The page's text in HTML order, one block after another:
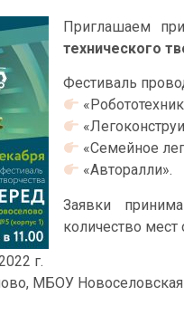
Приглашаем
технического
Фестиваль
«Семейное
«Авторалли».
Заявки
количество мест
г.
МБОУ